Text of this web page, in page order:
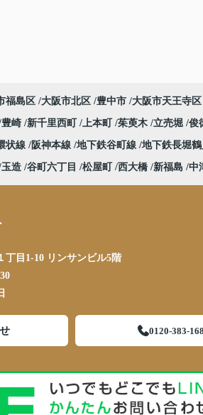
福島区 大阪市北区 豊中市 大阪市天王寺区
豊崎 新千里西町 上本町 茱萸木 立売堀 俊
状線 阪神本線 地下鉄谷町線 地下鉄長堀
玉造 谷町六丁目 松屋町 西大橋 新福島 中
丁目1-10 リンサンビル5階
0120-383-168